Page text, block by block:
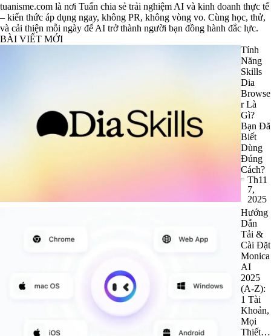
tuanisme.com là nơi Tuấn chia sẻ trải nghiệm AI và kinh doanh thực tế
– kiến thức áp dụng ngay, không PR, không vòng vo. Cùng học, thử,
và cải thiện mỗi ngày để AI trở thành người bạn đồng hành đắc lực.
BÀI VIẾT MỚI
Tính
Năng
Skills
Dia
Browse
r Là
Gì?
Bạn Đã
Biết
Dùng
Đúng
Cách?
Th11
7,
2025
Hướng
Dẫn
Tải &
Cài Đặt
Monica
AI
2025
(A-Z):
1 Tài
Khoản,
Mọi
Thiết…